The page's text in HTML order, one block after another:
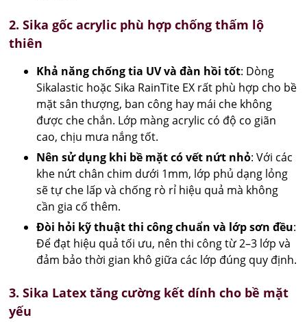
2. Sika gốc acrylic phù hợp chống thấm lộ
thiên
Khả năng chống tia UV và đàn hồi tốt: Dòng
Sikalastic hoặc Sika RainTite EX rất phù hợp cho bề
mặt sân thượng, ban công hay mái che không
được che chắn. Lớp màng acrylic có độ co giãn
cao, chịu mưa nắng tốt.
Nên sử dụng khi bề mặt có vết nứt nhỏ: Với các
khe nứt chân chim dưới 1mm, lớp phủ dạng lỏng
sẽ tự che lấp và chống rò rỉ hiệu quả mà không
cần gia cố thêm.
Đòi hỏi kỹ thuật thi công chuẩn và lớp sơn đều:
Để đạt hiệu quả tối ưu, nên thi công từ 2–3 lớp và
đảm bảo thời gian khô giữa các lớp đúng quy định.
3. Sika Latex tăng cường kết dính cho bề mặt
yếu